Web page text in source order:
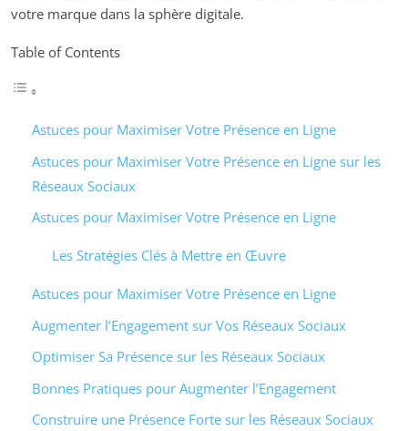
votre marque dans la sphère digitale.
Table of Contents
Astuces pour Maximiser Votre Présence en Ligne
Astuces pour Maximiser Votre Présence en Ligne sur les
Réseaux Sociaux
Astuces pour Maximiser Votre Présence en Ligne
Les Stratégies Clés à Mettre en Œuvre
Astuces pour Maximiser Votre Présence en Ligne
Augmenter l’Engagement sur Vos Réseaux Sociaux
Optimiser Sa Présence sur les Réseaux Sociaux
Bonnes Pratiques pour Augmenter l’Engagement
Construire une Présence Forte sur les Réseaux Sociaux